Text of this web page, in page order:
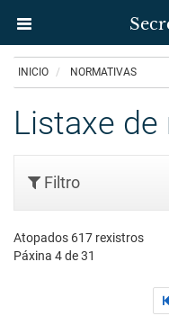
principal
Secretaría
Uvigo
INICIO NORMATIVAS
Listaxe
Filtro
Atopados 617 rexistros
Páxina 4 de 31